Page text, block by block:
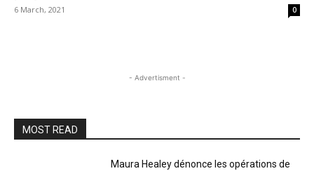
6 March, 2021 0
- Advertisment -
MOST READ
Maura Healey dénonce les opérations de